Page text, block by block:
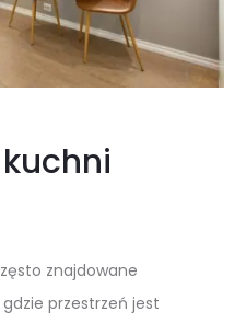
znajdowane
przestrzeń jest